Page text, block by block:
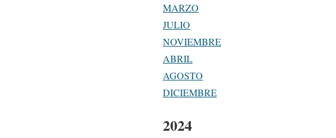
MARZO
JULIO
NOVIEMBRE
ABRIL
AGOSTO
DICIEMBRE
2024